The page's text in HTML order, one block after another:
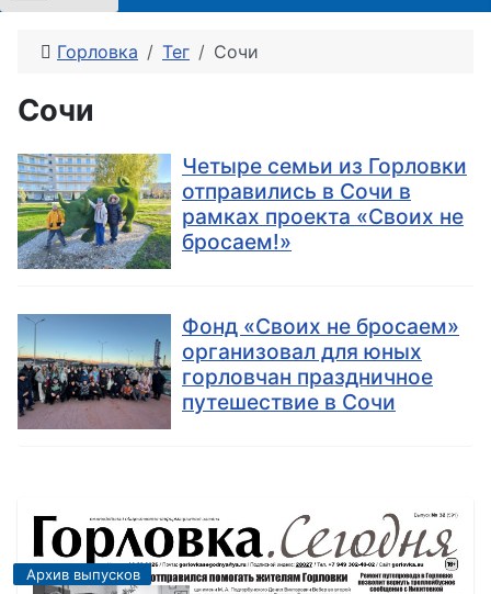
Горловка Тег Сочи
Сочи
Четыре семьи из Горловки
отправились в Сочи в
рамках проекта «Своих не
бросаем!»
Фонд «Своих не бросаем»
организовал для юных
горловчан праздничное
путешествие в Сочи
Архив выпусков